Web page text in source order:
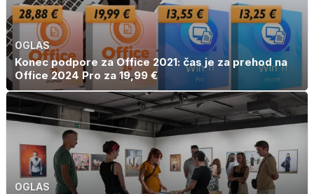
OGLAS
Konec podpore za Office 2021: čas je za prehod na
Office 2024 Pro za 19,99 €
OGLAS